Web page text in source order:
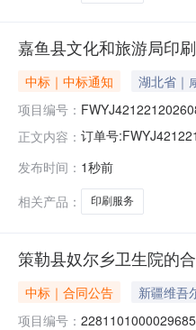
嘉鱼县文化和旅游局印
中标｜中标通知 湖北省｜
项目编号：
正文内容： 订单号
响应服务
发布时间： 1秒前
相关产品：
印刷服务
策勒县奴尔乡卫生院的
中标｜合同公告 新疆维吾
项目编号：